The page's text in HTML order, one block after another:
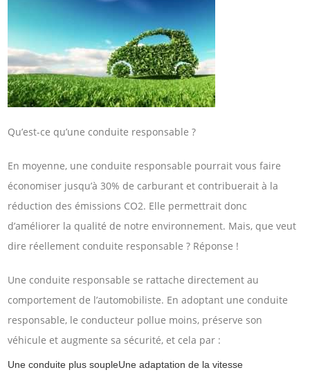
Qu’est-ce qu’une conduite responsable ?
En moyenne, une conduite responsable pourrait vous faire
économiser jusqu’à 30% de carburant et contribuerait à la
réduction des émissions CO2. Elle permettrait donc
d’améliorer la qualité de notre environnement. Mais, que veut
dire réellement conduite responsable ? Réponse !
Une conduite responsable se rattache directement au
comportement de l’automobiliste. En adoptant une conduite
responsable, le conducteur pollue moins, préserve son
véhicule et augmente sa sécurité, et cela par :
Une conduite plus soupleUne adaptation de la vitesse